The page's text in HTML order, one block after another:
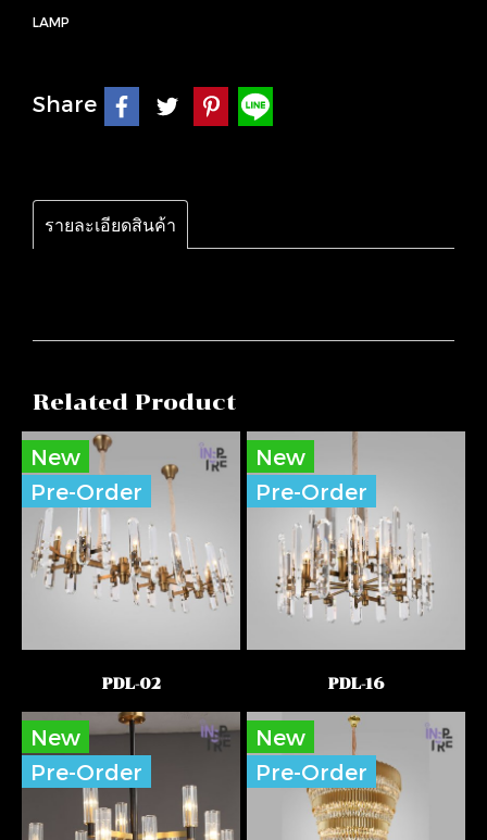
LAMP
Share
รายละเอียดสินค้า
Related Product
New
Pre-Order
PDL-02
New
Pre-Order
PDL-16
New
Pre-Order
New
Pre-Order